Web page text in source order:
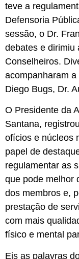
teve a
Defensoria
sessão, o Dr.
debates e dirimiu
Conselheiros.
acompanharam
Diego Bugs, Dr.
O Presidente da
Santana,
ofícios e núcleos
papel de
regulamentar as
que pode melhor
dos membros e,
prestação de
com mais
físico e mental
Eis as palavras